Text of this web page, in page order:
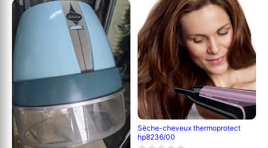
Sèche-cheveux thermoprotect
hp8236/00